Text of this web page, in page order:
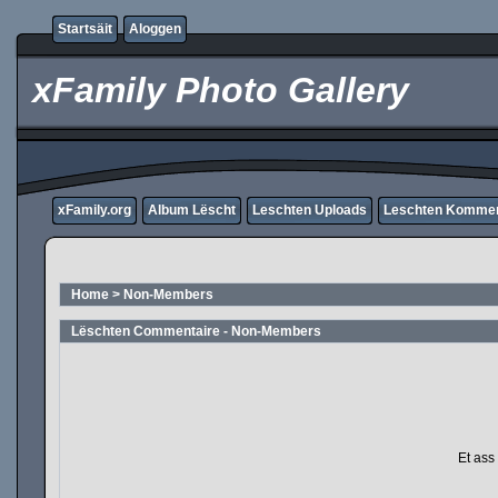
Startsäit Aloggen
xFamily Photo Gallery
xFamily.org Album Lëscht Leschten Uploads Leschten
Home > Non-Members
Lëschten Commentaire - Non-Members
Et